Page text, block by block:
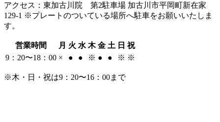
アクセス：東加古川院 第2駐車場 加古川市平岡町新在家
129-1 ※プレートのついている場所へ駐車をお願いいたしま
す。
営業時間 月 火 水 木 金 土 日 祝
9：20〜18：00 × ● ● ※ ● ● ※ ※
※木・日・祝は9：20〜16：00まで